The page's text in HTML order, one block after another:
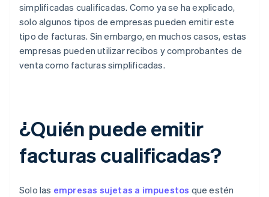
simplificadas cualificadas. Como ya se ha explicado,
solo algunos tipos de empresas pueden emitir este
tipo de facturas. Sin embargo, en muchos casos, estas
empresas pueden utilizar recibos y comprobantes de
venta como facturas simplificadas.
¿Quién puede emitir
facturas cualificadas?
Solo las empresas sujetas a impuestos que estén